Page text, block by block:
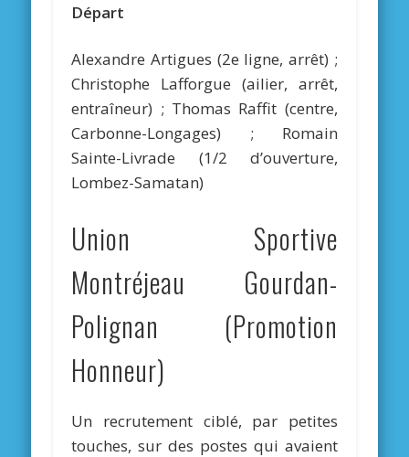
Départ
Alexandre Artigues (2e ligne, arrêt) ;
Christophe Lafforgue (ailier, arrêt,
entraîneur) ; Thomas Raffit (centre,
Carbonne-Longages) ; Romain
Sainte-Livrade (1/2 d’ouverture,
Lombez-Samatan)
Union Sportive
Montréjeau Gourdan-
Polignan (Promotion
Honneur)
Un recrutement ciblé, par petites
touches, sur des postes qui avaient